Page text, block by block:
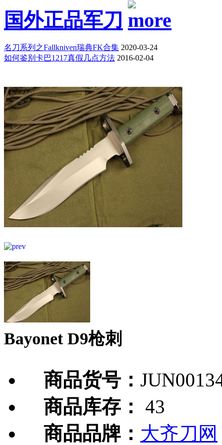
国外正品军刀
名刀系列之Fallkniven瑞典FK合集 2020-03-24
如何鉴别卡巴1217真假几点方法 2016-02-04
Bayonet D9枪刺
商品货号：
商品库存： 43
商品品牌： 大齐刀网